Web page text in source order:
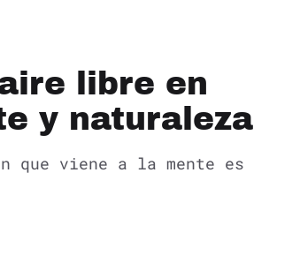
libre en
y naturaleza
que viene a la mente es